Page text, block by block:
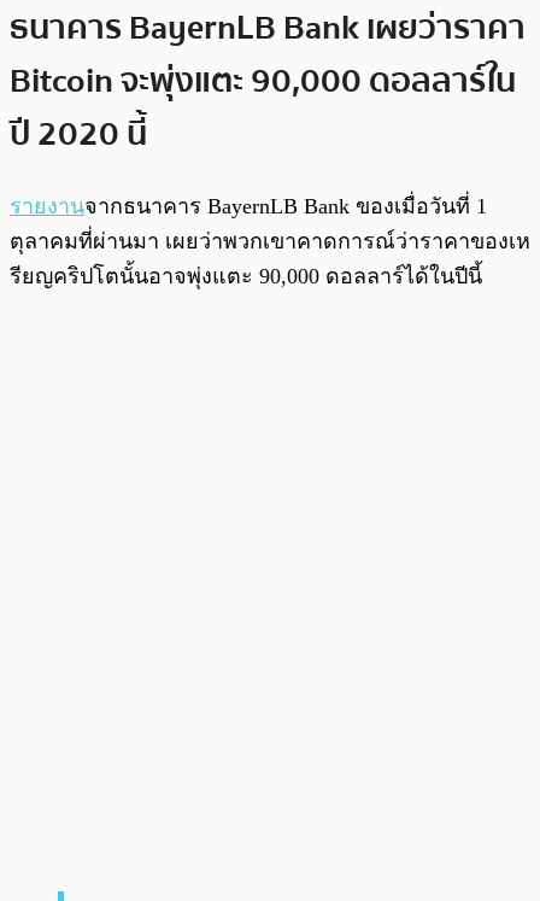
ธนาคาร BayernLB Bank เผยว่าราคา
Bitcoin จะพุ่งแตะ 90,000 ดอลลาร์ใน
ปี 2020 นี้
รายงานจากธนาคาร BayernLB Bank ของเมื่อวันที่ 1
ตุลาคมที่ผ่านมา เผยว่าพวกเขาคาดการณ์ว่าราคาของเห
รียญคริปโตนั้นอาจพุ่งแตะ 90,000 ดอลลาร์ได้ในปีนี้